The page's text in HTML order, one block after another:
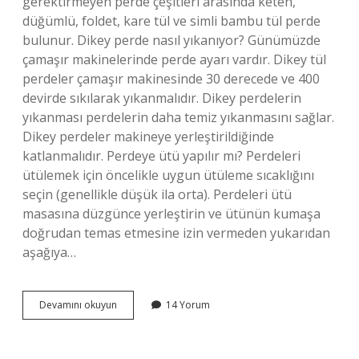
düğümlü, foldet, kare tül ve simli bambu tül perde
bulunur. Dikey perde nasıl yıkanıyor? Günümüzde
çamaşır makinelerinde perde ayarı vardır. Dikey tül
perdeler çamaşır makinesinde 30 derecede ve 400
devirde sıkılarak yıkanmalıdır. Dikey perdelerin
yıkanması perdelerin daha temiz yıkanmasını sağlar.
Dikey perdeler makineye yerleştirildiğinde
katlanmalıdır. Perdeye ütü yapılır mı? Perdeleri
ütülemek için öncelikle uygun ütüleme sıcaklığını
seçin (genellikle düşük ila orta). Perdeleri ütü
masasına düzgünce yerleştirin ve ütünün kumaşa
doğrudan temas etmesine izin vermeden yukarıdan
aşağıya…
Devamını okuyun
Perde
14 Yorum